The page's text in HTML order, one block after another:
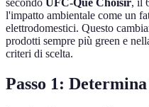
secondo UFC-Que Choisir, il
l'impatto ambientale come un
elettrodomestici. Questo
prodotti sempre più green e
criteri di scelta.
Passo 1: